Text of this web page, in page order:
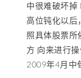
中很难破坏
高位钝化以后
照具体股票
方 向来进行
2009年4月中